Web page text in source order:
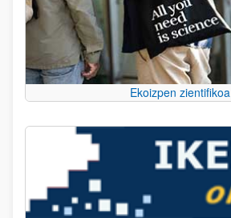
Ekoizpen zientifikoa